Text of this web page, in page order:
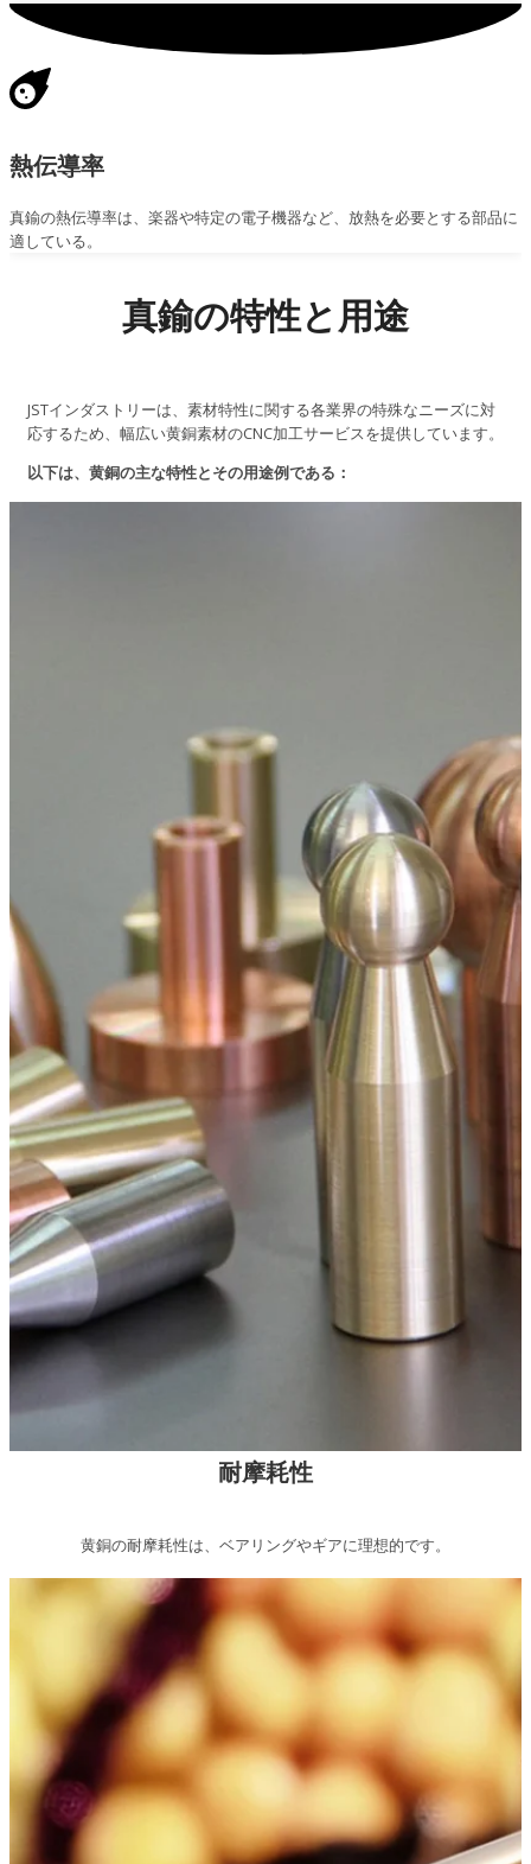
熱伝導率
真鍮の熱伝導率は、楽器や特定の電子機器など、放熱を必要とする部品に
適している。
真鍮の特性と用途
JSTインダストリーは、素材特性に関する各業界の特殊なニーズに対
応するため、幅広い黄銅素材のCNC加工サービスを提供しています。
以下は、黄銅の主な特性とその用途例である：
耐摩耗性
黄銅の耐摩耗性は、ベアリングやギアに理想的です。